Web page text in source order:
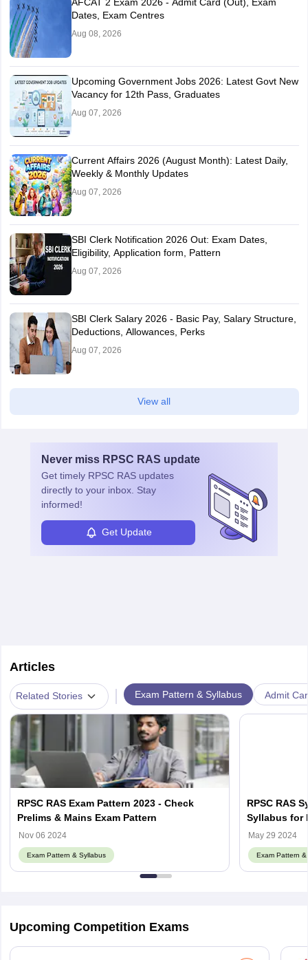
Dates, Exam Centres
Aug 08, 2026
Upcoming Government Jobs 2026: Latest Govt New
Vacancy for 12th Pass, Graduates
Aug 07, 2026
Current Affairs 2026 (August Month): Latest Daily,
Weekly & Monthly Updates
Aug 07, 2026
SBI Clerk Notification 2026 Out: Exam Dates,
Eligibility, Application form, Pattern
Aug 07, 2026
SBI Clerk Salary 2026 - Basic Pay, Salary Structure,
Deductions, Allowances, Perks
Aug 07, 2026
View all
Never miss RPSC RAS update
Get timely RPSC RAS updates
directly to your inbox. Stay
informed!
Get Update
Articles
Related Stories | Exam Pattern & Syllabus Admit
RPSC RAS Exam Pattern 2023 - Check
Prelims & Mains Exam Pattern
Nov 06 2024
Exam Pattern & Syllabus
RPSC RAS
Syllabus for
May 29 2024
Exam Pattern &
Upcoming Competition Exams